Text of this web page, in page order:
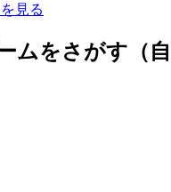
見る
ムをさがす（自